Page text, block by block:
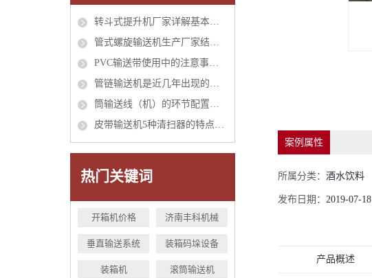
转斗式提升机厂家详解基本工作原理附带cad图纸
管式螺旋输送机生产厂家结构介绍
PVC输送带使用中的注意事项有哪些？
管链输送机是近几年出现的环保型输送设备介绍
筒输送线（机）的环节配置与说明
皮带输送机5种清扫器的特点、适用范围、安装位置对比，帮你选型
热门关键词
开箱机价格 济南丰科机械
垂直输送系统 装箱码垛设备
装箱机 滚筒输送机
案例属性
所属分类： 酒水饮料
发布日期： 2019-07-18
产品概述